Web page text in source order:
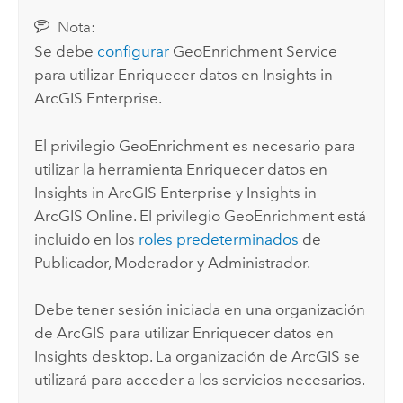
Nota:
Se debe configurar GeoEnrichment Service
para utilizar Enriquecer datos en Insights in
ArcGIS Enterprise.
El privilegio GeoEnrichment es necesario para
utilizar la herramienta Enriquecer datos en
Insights in ArcGIS Enterprise y Insights in
ArcGIS Online. El privilegio GeoEnrichment está
incluido en los roles predeterminados de
Publicador, Moderador y Administrador.
Debe tener sesión iniciada en una organización
de ArcGIS para utilizar Enriquecer datos en
Insights desktop. La organización de ArcGIS se
utilizará para acceder a los servicios necesarios.